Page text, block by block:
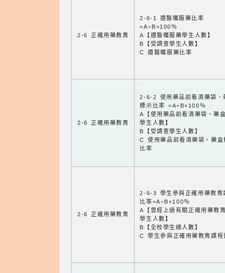
2-6 正確用藥教育
2-6-1 遵醫囑服藥比率
=A÷B×100％
A【遵醫囑服藥學生人數】
B【受調查學生人數】
C 遵醫囑服藥比率
2-6 正確用藥教育
2-6-2 使用藥品前看清藥袋、
標示比率 =A÷B×100％
A【使用藥品前看清藥袋、藥
學生人數】
B【受調查學生人數】
C 使用藥品前看清藥袋、藥盒
比率
2-6 正確用藥教育
2-6-3 學生參與正確用藥教育
比率=A÷B×100％
A【曾經上過有關正確用藥教
學生人數】
B【全校學生總人數】
C 學生參與正確用藥教育課程